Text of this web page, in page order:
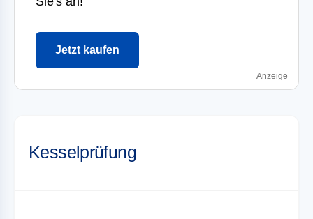
Jetzt kaufen
Anzeige
Kesselprüfung